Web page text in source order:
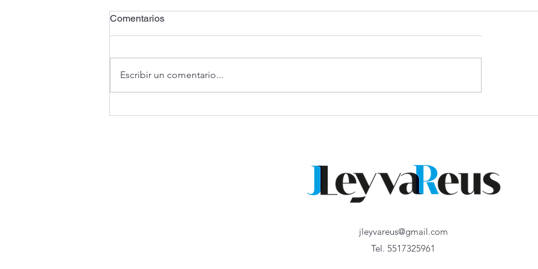
Masari Casa de Bolsa
Comentarios
Escribir un comentario...
jleyvareus@gmail.com
Tel. 5517325961